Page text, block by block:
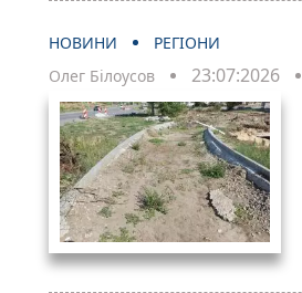
НОВИНИ
РЕГІОНИ
Олег Білоусов
23:07:2026